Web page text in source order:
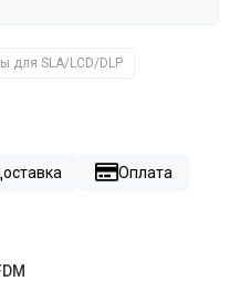
для SLA/LCD/DLP
Оплата